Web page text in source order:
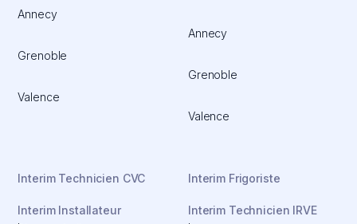
Annecy
Grenoble
Valence
Annecy
Grenoble
Valence
Interim Technicien CVC Interim Frigoriste
Interim Installateur
Interim Technicien IRVE